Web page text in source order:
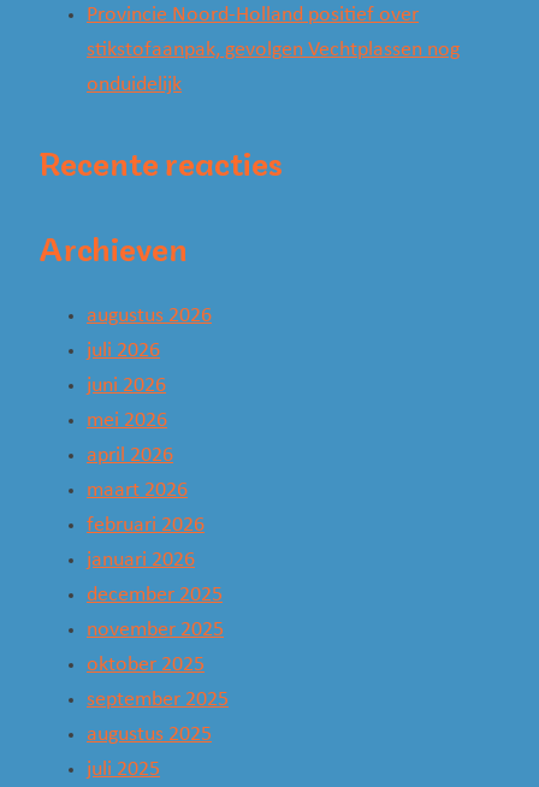
Provincie Noord-Holland positief over
stikstofaanpak, gevolgen Vechtplassen nog
onduidelijk
Recente reacties
Archieven
augustus 2026
juli 2026
juni 2026
mei 2026
april 2026
maart 2026
februari 2026
januari 2026
december 2025
november 2025
oktober 2025
september 2025
augustus 2025
juli 2025